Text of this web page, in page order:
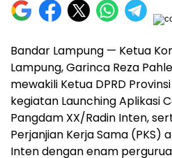
Bandar Lampung — Ketua
Lampung, Garinca Reza
mewakili Ketua DPRD
kegiatan Launching Aplikasi
Pangdam XX/Radin Inten,
Perjanjian Kerja Sama (PKS)
Inten dengan enam